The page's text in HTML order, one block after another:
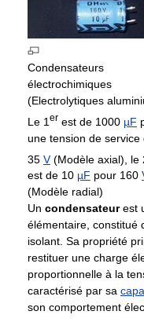
Condensateurs
électrochimiques
(Electrolytiques
Le 1 er est de 1000 µF
une tension de service
35 V(Modèle axial), le
est de 10 µF pour 160
(Modèle radial)
Un condensateurest
élémentaire, constitué
isolant. Sa propriété
restituer une charge
proportionnelle à la
caractérisé par sa
son comportement